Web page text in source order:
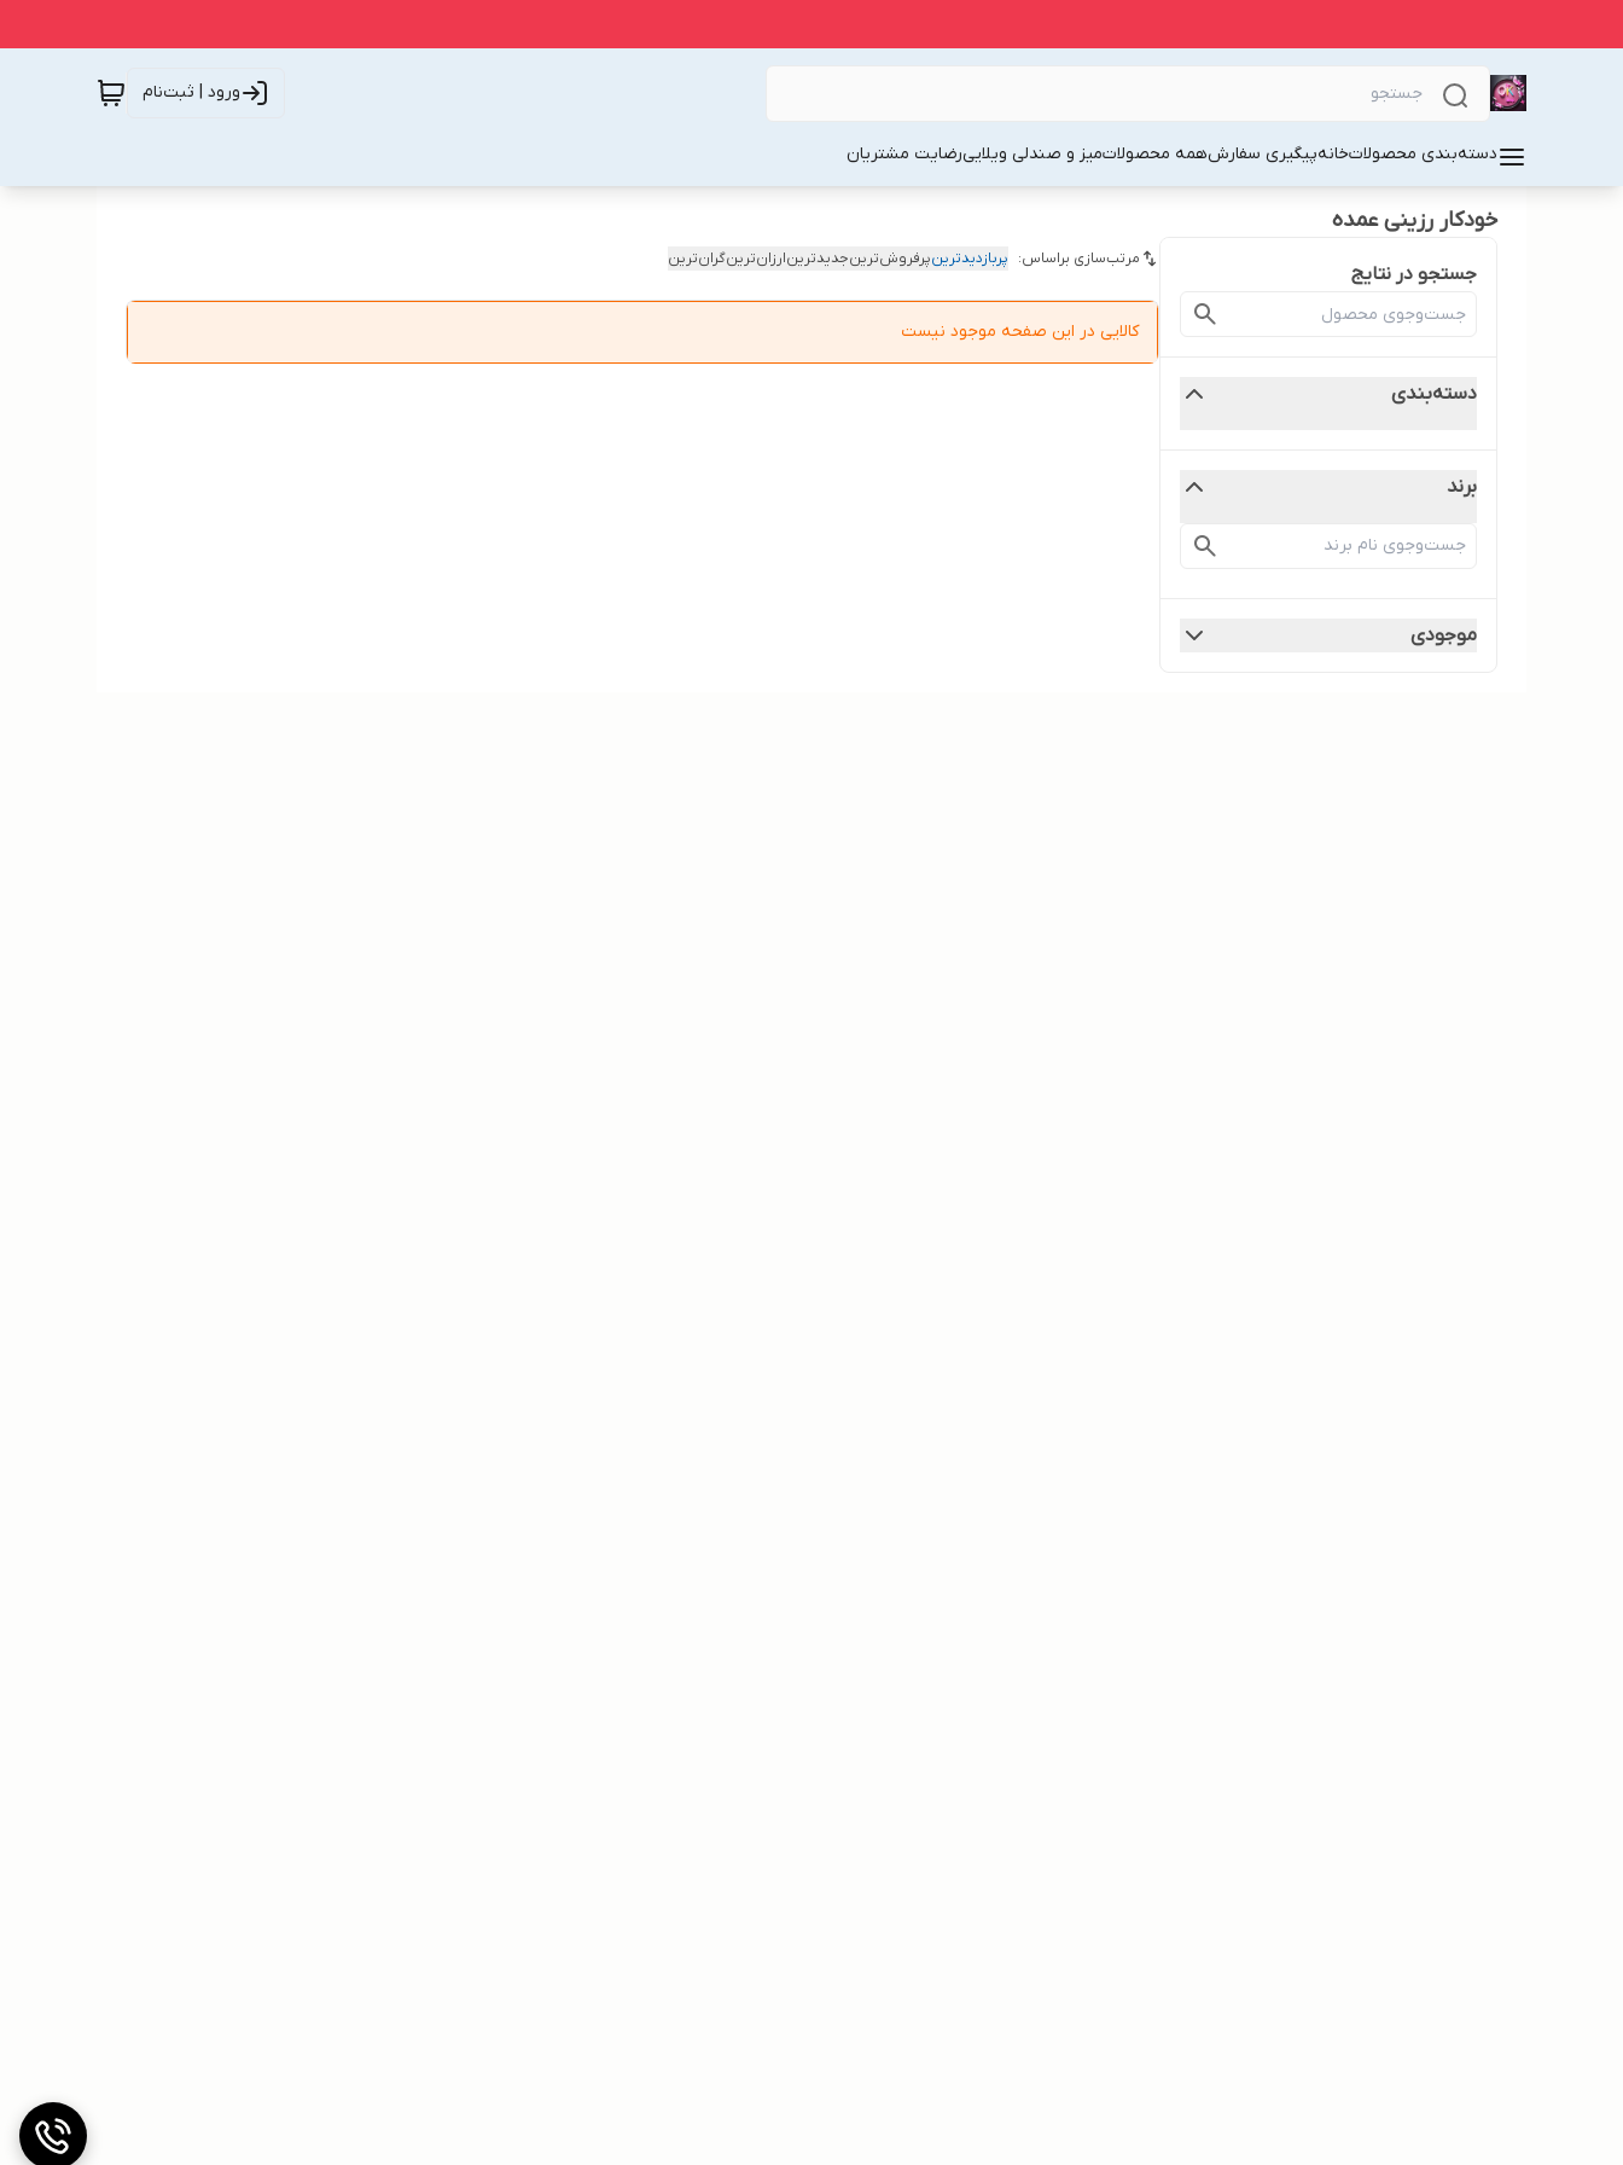
ورود | ثبت‌نام
دسته‌بندی محصولاتخانهپیگیری سفارشهمه محصولاتمیز و صندلی ویلاییرضایت مشتریان
خودکار رزینی عمده
جستجو در نتایج
دسته‌بندی
برند
موجودی
مرتب‌سازی براساس: پربازدیدترینپرفروش‌ترینجدیدترینارزان‌ترینگران‌ترین
کالایی در این صفحه موجود نیست